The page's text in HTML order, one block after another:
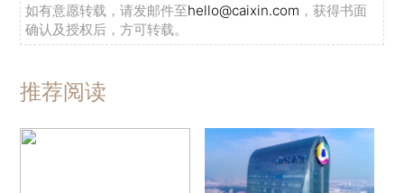
如有意愿转载，请发邮件至hello@caixin.com ，获得书面
确认及授权后，方可转载。
推荐阅读